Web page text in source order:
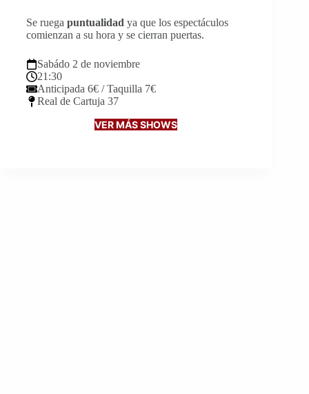
Se ruega puntualidad ya que los espectáculos
comienzan a su hora y se cierran puertas.
Sabádo 2 de noviembre
21:30
Anticipada 6€ / Taquilla 7€
Real de Cartuja 37
VER MÁS SHOWS